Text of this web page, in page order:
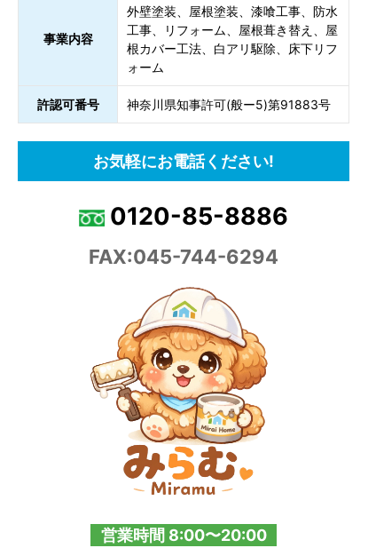
事業内容
外壁塗装、屋根塗装、漆喰工事、防水
工事、リフォーム、屋根葺き替え、屋
根カバー工法、白アリ駆除、床下リフ
ォーム
許認可番号 神奈川県知事許可(般ー5)第91883号
お気軽にお電話ください!
0120-85-8886
FAX:045-744-6294
営業時間 8:00〜20:00